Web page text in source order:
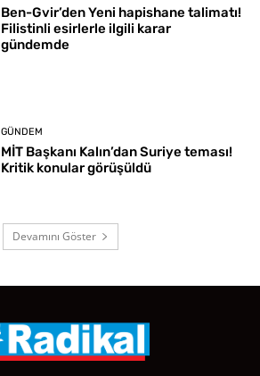
Ben-Gvir’den Yeni hapishane talimatı!
Filistinli esirlerle ilgili karar
gündemde
GÜNDEM
MİT Başkanı Kalın’dan Suriye teması!
Kritik konular görüşüldü
Devamını Göster